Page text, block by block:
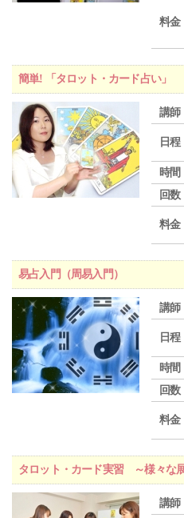
料金
簡単! 「タロット・カード占い」
講師
日程
時間
回数
料金
易占入門（周易入門）
講師
日程
時間
回数
料金
タロット・カード実習 ～様々な
講師